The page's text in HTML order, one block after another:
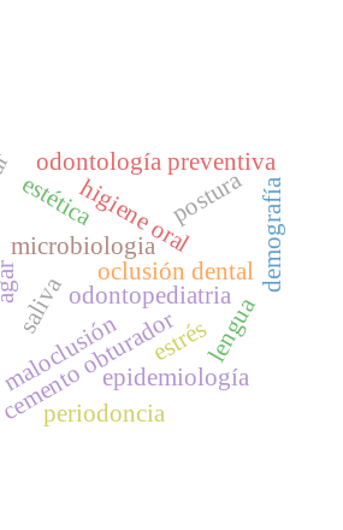
microbiologia
saliva
ágar odontopediatria
cemento obturador
oclusión dental
epidemiología
maloclusión lengua
estrés
higiene oral demografía
odontología preventiva
periodoncia
estética postura